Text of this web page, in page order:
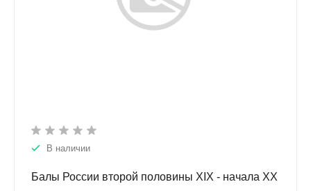
В наличии
Балы России второй половины ХIX - начала ХХ